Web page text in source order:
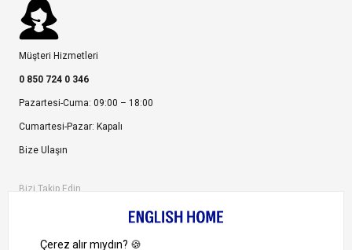
Müşteri Hizmetleri
0 850 724 0 346
Pazartesi-Cuma: 09:00 – 18:00
Cumartesi-Pazar: Kapalı
Bize Ulaşın
Bizi Takip Edin